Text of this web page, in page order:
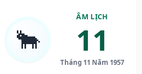
🐂
ÂM LỊCH
11
Tháng 11 Năm 1957